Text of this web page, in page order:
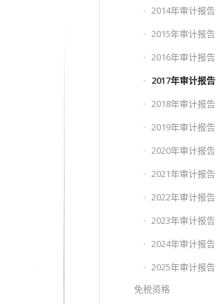
2014年审计报告
2015年审计报告
2016年审计报告
2017年审计报告
2018年审计报告
2019年审计报告
2020年审计报告
2021年审计报告
2022年审计报告
2023年审计报告
2024年审计报告
2025年审计报告
免税资格